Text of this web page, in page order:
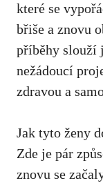
které se
břiše a znovu
příběhy slouží
nežádoucí
zdravou a
Jak tyto ženy
Zde je pár
znovu se